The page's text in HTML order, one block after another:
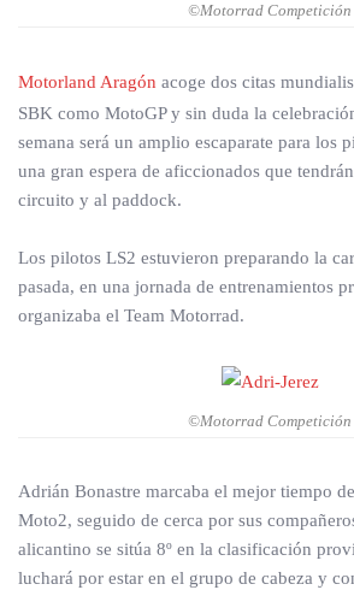
©Motorrad Competición
Motorland Aragón acoge dos citas
SBK como MotoGP y sin duda la
semana será un amplio escaparate para los
una gran espera de aficcionados que
circuito y al paddock.
Los pilotos LS2 estuvieron preparando la
pasada, en una jornada de entrenamientos
organizaba el Team Motorrad.
©Motorrad Competición
Adrián Bonastre marcaba el mejor tiempo
Moto2, seguido de cerca por sus
alicantino se sitúa 8º en la clasificación
luchará por estar en el grupo de cabeza y